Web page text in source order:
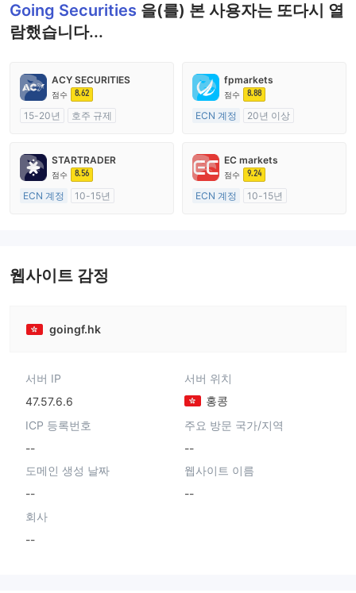
Going Securities 을(를) 본 사용자는 또다시 열
람했습니다...
ACY SECURITIES
점수 8.62
15-20년
호주 규제
마스터 레이블 MT4
fpmarkets
점수 8.88
ECN 계정
20년 이상
외환 거래 라이선스 (MM)
마스터 레이블 MT4
STARTRADER
점수 8.56
ECN 계정
10-15년
EC markets
점수 9.24
ECN 계정
10-15년
웹사이트 감정
goingf.hk
서버 IP
47.57.6.6
서버 위치
홍콩
ICP 등록번호
--
주요 방문 국가/지역
--
도메인 생성 날짜
--
웹사이트 이름
--
회사
--